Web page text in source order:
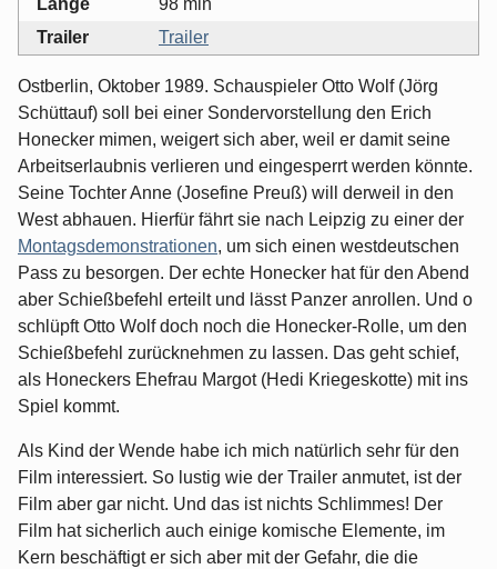
Länge
98 min
Trailer
Trailer
Ostberlin, Oktober 1989. Schauspieler Otto Wolf (Jörg
Schüttauf) soll bei einer Sondervorstellung den Erich
Honecker mimen, weigert sich aber, weil er damit seine
Arbeitserlaubnis verlieren und eingesperrt werden könnte.
Seine Tochter Anne (Josefine Preuß) will derweil in den
West abhauen. Hierfür fährt sie nach Leipzig zu einer der
Montagsdemonstrationen, um sich einen westdeutschen
Pass zu besorgen. Der echte Honecker hat für den Abend
aber Schießbefehl erteilt und lässt Panzer anrollen. Und o
schlüpft Otto Wolf doch noch die Honecker-Rolle, um den
Schießbefehl zurücknehmen zu lassen. Das geht schief,
als Honeckers Ehefrau Margot (Hedi Kriegeskotte) mit ins
Spiel kommt.
Als Kind der Wende habe ich mich natürlich sehr für den
Film interessiert. So lustig wie der Trailer anmutet, ist der
Film aber gar nicht. Und das ist nichts Schlimmes! Der
Film hat sicherlich auch einige komische Elemente, im
Kern beschäftigt er sich aber mit der Gefahr, die die